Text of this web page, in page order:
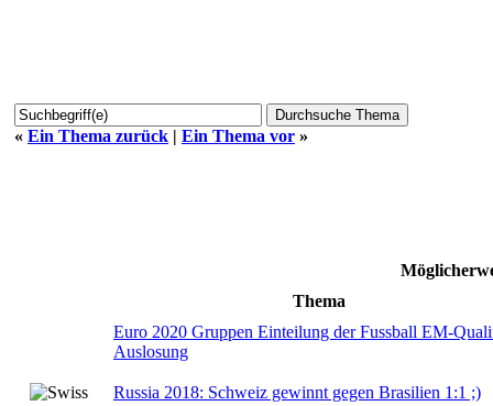
« Ein Thema zurück | Ein Thema vor »
Thema
Euro 2020 Gruppen Einteilung der Fussball EM-
Auslosung
Russia 2018: Schweiz gewinnt gegen Brasilien 1:1 ;)